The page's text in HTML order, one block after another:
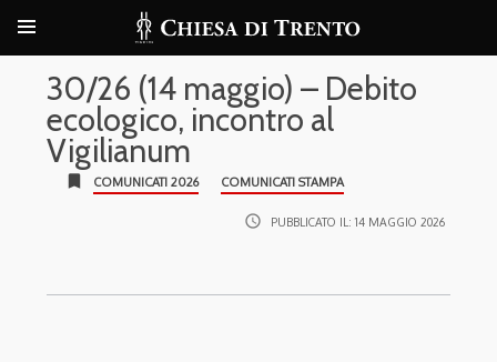
30/26 (14 maggio) – Debito
ecologico, incontro al
Vigilianum
bookmark COMUNICATI 2026 COMUNICATI STAMPA
access_time PUBBLICATO IL: 14 MAGGIO 2026